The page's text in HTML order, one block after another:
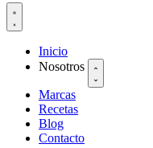
Inicio
Nosotros
Marcas
Recetas
Blog
Contacto